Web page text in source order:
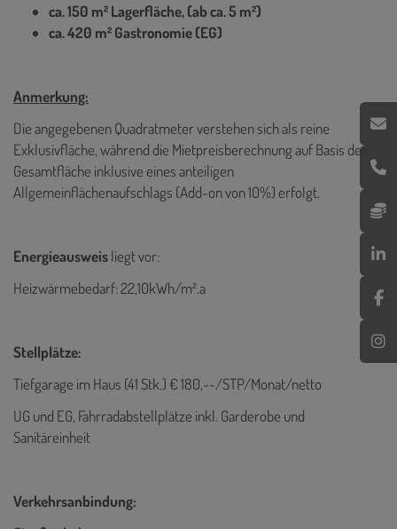
ca. 150 m² Lagerfläche, (ab ca. 5 m²)
ca. 420 m² Gastronomie (EG)
Anmerkung:
Die angegebenen Quadratmeter verstehen sich als reine
Exklusivfläche, während die Mietpreisberechnung auf Basis der
Gesamtfläche inklusive eines anteiligen
Allgemeinflächenaufschlags (Add-on von 10%) erfolgt.
Energieausweisliegt vor:
Heizwärmebedarf: 22,10kWh/m².a
Stellplätze:
Tiefgarage im Haus (41 Stk.) € 180,--/STP/Monat/netto
UG und EG, Fahrradabstellplätze inkl. Garderobe und
Sanitäreinheit
Verkehrsanbindung: